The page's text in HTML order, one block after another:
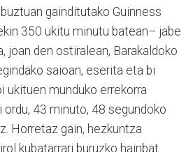
gainditutako Guinness
350 ukitu minutu batean– jabe
joan den ostiralean, Barakaldoko
saioan, eserita eta bi
ukituen munduko errekorra
ordu, 43 minuto, 48 segundoko
Horretaz gain, hezkuntza
kubatarrari buruzko hainbat